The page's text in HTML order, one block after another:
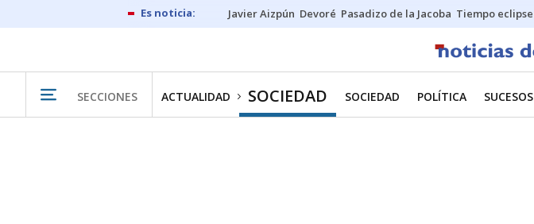
Javier Aizpún Devoré Pasadizo de la Jacoba Tiempo eclipse
SECCIONES ACTUALIDAD SOCIEDAD SOCIEDAD POLÍTICA SUCESOS